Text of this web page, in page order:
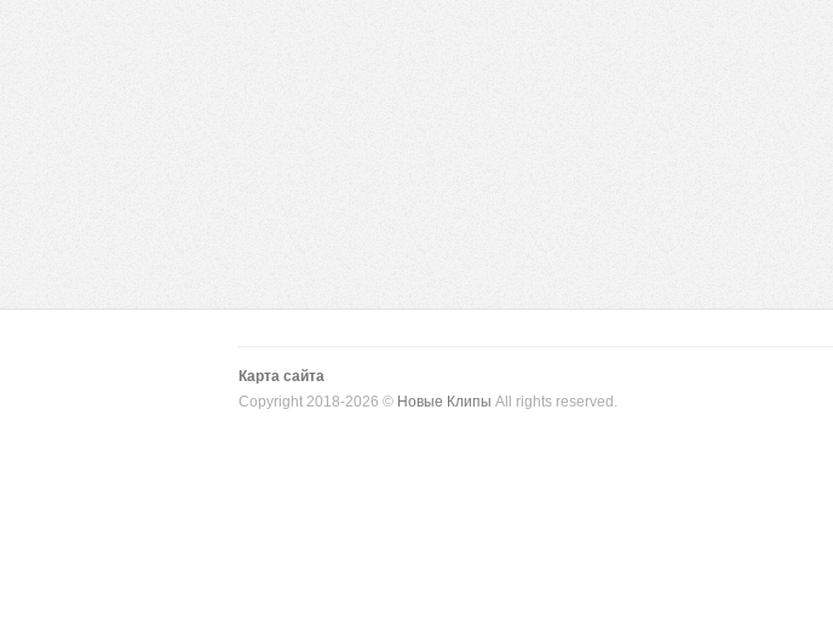
Карта сайта
Copyright 2018-2026 © Новые Клипы All rights reserved.